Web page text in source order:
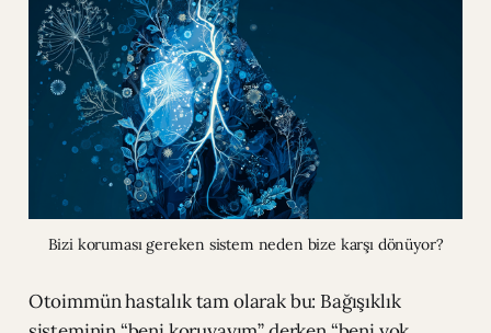
Bizi koruması gereken sistem neden bize karşı dönüyor?
Otoimmün hastalık tam olarak bu: Bağışıklık